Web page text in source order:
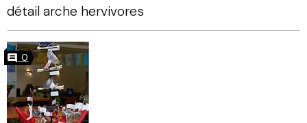
détail arche hervivores
0